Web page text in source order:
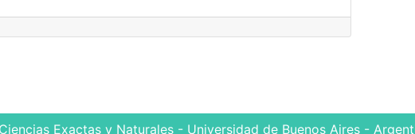
Exactas y Naturales - Universidad de Buenos Aires -